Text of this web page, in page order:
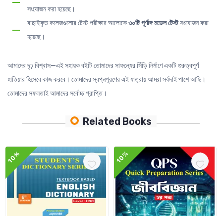
সংযোজন করা হয়েছে।
বাছাইকৃত কলেজগুলোর টেস্ট পরীক্ষার আলোকে৩০টি পূর্ণাঙ্গ মডেল টেস্টসংযোজন করা
হয়েছে।
আমাদের দৃঢ় বিশ্বাস—এই সহায়ক বইটি তোমাদের সাফল্যের সিঁড়ি নির্মাণে একটি গুরুত্বপূর্ণ
হাতিয়ার হিসেবে কাজ করবে। তোমাদের স্বপ্নপূরণের এই যাত্রায় আমরা সর্বদাই পাশে আছি।
তোমাদের সফলতাই আমাদের সর্বোচ্চ প্রাপ্তি।
Related Books
10% 10%